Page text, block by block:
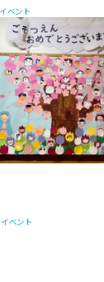
イベント
イベント